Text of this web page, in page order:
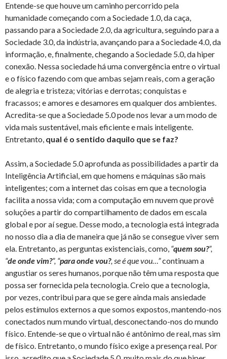
Entende-se que houve um caminho percorrido pela
humanidade começando com a Sociedade 1.0, da caça,
passando para a Sociedade 2.0, da agricultura, seguindo para a
Sociedade 3.0, da indústria, avançando para a Sociedade 4.0, da
informação, e, finalmente, chegando a Sociedade 5.0, da hiper
conexão. Nessa sociedade há uma convergência entre o virtual
e o físico fazendo com que ambas sejam reais, com a geração
de alegria e tristeza; vitórias e derrotas; conquistas e
fracassos; e amores e desamores em qualquer dos ambientes.
Acredita-se que a Sociedade 5.0 pode nos levar a um modo de
vida mais sustentável, mais eficiente e mais inteligente.
Entretanto, qual é o sentido daquilo que se faz?
Assim, a Sociedade 5.0 aprofunda as possibilidades a partir da
Inteligência Artificial, em que homens e máquinas são mais
inteligentes; com a internet das coisas em que a tecnologia
facilita a nossa vida; com a computação em nuvem que provê
soluções a partir do compartilhamento de dados em escala
global e por aí segue. Desse modo, a tecnologia está integrada
no nosso dia a dia de maneira que já não se consegue viver sem
ela. Entretanto, as perguntas existenciais, como, “quem sou?”,
“de onde vim?”, “para onde vou?, se é que vou…”continuam a
angustiar os seres humanos, porque não têm uma resposta que
possa ser fornecida pela tecnologia. Creio que a tecnologia,
por vezes, contribui para que se gere ainda mais ansiedade
pelos estímulos externos a que somos expostos, mantendo-nos
conectados num mundo virtual, desconectando-nos do mundo
físico. Entende-se que o virtual não é antônimo de real, mas sim
de físico. Entretanto, o mundo físico exige a presença real. Por